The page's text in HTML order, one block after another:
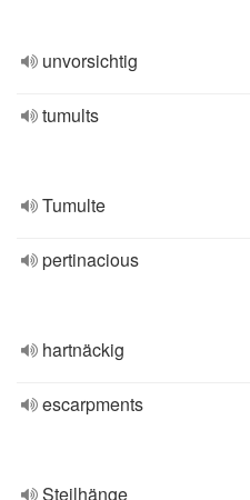
unvorsichtig
tumults
Tumulte
pertinacious
hartnäckig
escarpments
Steilhänge